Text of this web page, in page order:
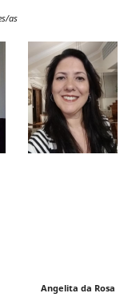
as
Angelita da Rosa